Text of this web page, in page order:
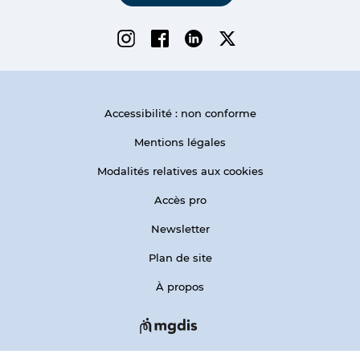
InstagramFacebookLinkedinTwitter
Accessibilité : non conforme
Mentions légales
Modalités relatives aux cookies
Accès pro
Newsletter
Plan de site
À propos